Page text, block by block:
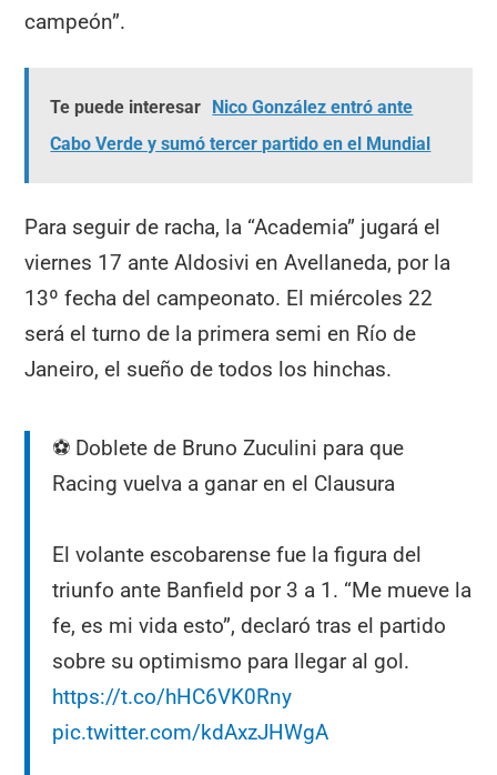
campeón”.
Te puede interesar Nico González entró ante
Cabo Verde y sumó tercer partido en el Mundial
Para seguir de racha, la “Academia” jugará el
viernes 17 ante Aldosivi en Avellaneda, por la
13º fecha del campeonato. El miércoles 22
será el turno de la primera semi en Río de
Janeiro, el sueño de todos los hinchas.
⚽️ Doblete de Bruno Zuculini para que
Racing vuelva a ganar en el Clausura
El volante escobarense fue la figura del
triunfo ante Banfield por 3 a 1. “Me mueve la
fe, es mi vida esto”, declaró tras el partido
sobre su optimismo para llegar al gol.
https://t.co/hHC6VK0Rny
pic.twitter.com/kdAxzJHWgA